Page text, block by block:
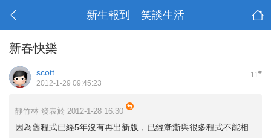
新生報到 笑談生活
新春快樂
11#
scott
2012-1-29 09:45:23
靜竹林 發表於 2012-1-28 16:30
因為舊程式已經5年沒有再出新版，已經漸漸與很多程式不能相